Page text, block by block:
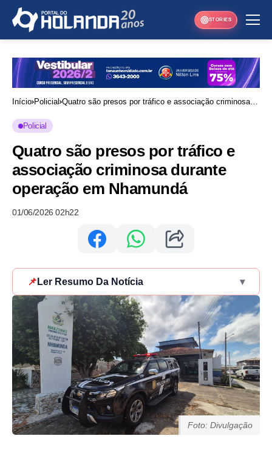
STORIES
Início Policial Quatro são presos por tráfico e associação criminosa
Policial
Quatro são presos por tráfico e
associação criminosa durante
operação em Nhamundá
01/06/2026 02h22
📌 Ler Resumo Da Notícia ▾
Foto: Divulgação